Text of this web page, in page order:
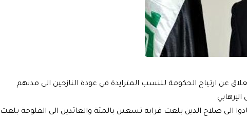
عن ارتياح الحكومة للنسب المتزايدة في عودة النازحين الى مدنهم
الى صلاح الدين بلغت قرابة تسعين بالمئة والعائدين الى الفلوجة بلغت